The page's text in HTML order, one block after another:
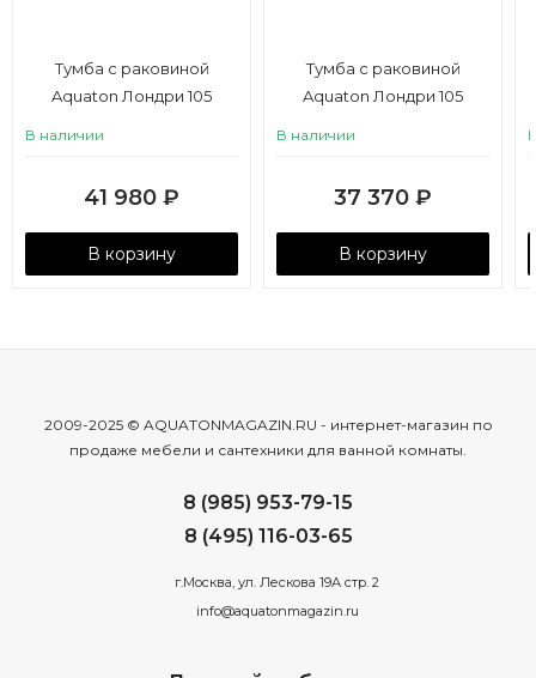
Тумба с раковиной
Aquaton Лондри 105
В наличии
41 980 ₽
В корзину
Тумба с раковиной
Aquaton Лондри 105
В наличии
37 370 ₽
В корзину
2009-2025 © AQUATONMAGAZIN.RU - интернет-магазин по
продаже мебели и сантехники для ванной комнаты.
8 (985) 953-79-15
8 (495) 116-03-65
г.Москва, ул. Лескова 19А стр. 2
info@aquatonmagazin.ru